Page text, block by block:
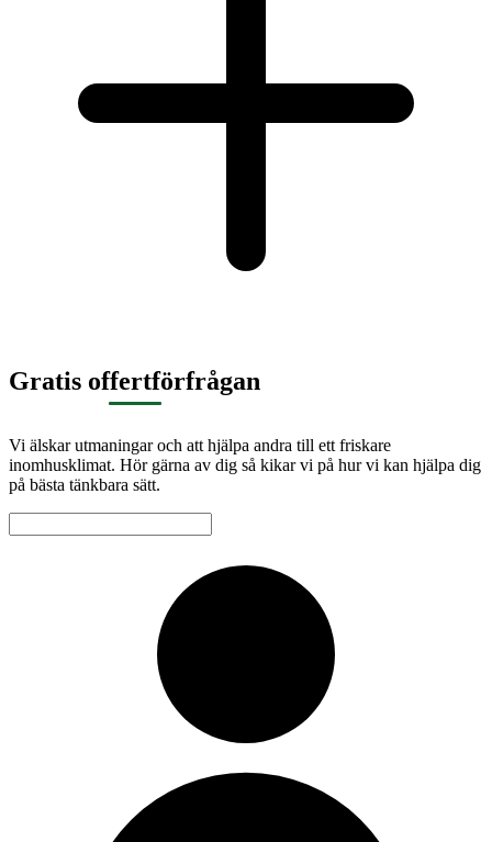
Gratis offertförfrågan
Vi älskar utmaningar och att hjälpa andra till ett friskare
inomhusklimat. Hör gärna av dig så kikar vi på hur vi kan hjälpa dig
på bästa tänkbara sätt.